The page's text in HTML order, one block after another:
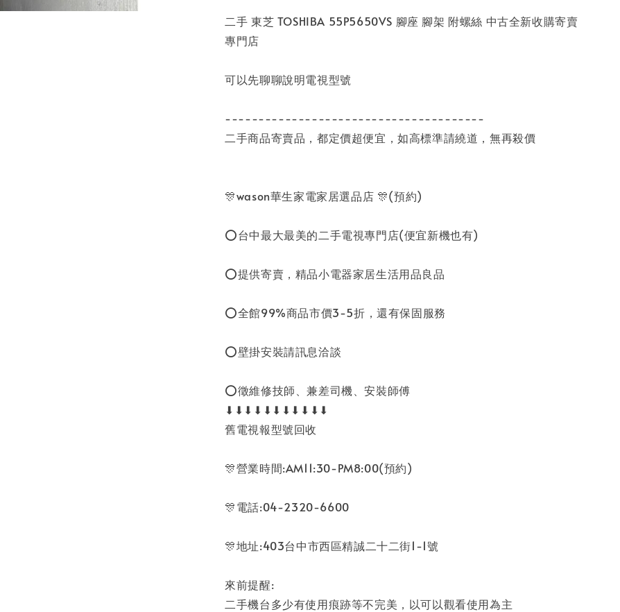
二手 東芝 TOSHIBA 55P5650VS 腳座 腳架 附螺絲 中古全新收購寄賣
專門店
可以先聊聊說明電視型號
---------------------------------------
二手商品寄賣品，都定價超便宜，如高標準請繞道，無再殺價
🎊wason華生家電家居選品店 🎊(預約)
⭕台中最大最美的二手電視專門店(便宜新機也有)
⭕提供寄賣，精品小電器家居生活用品良品
⭕全館99%商品市價3-5折，還有保固服務
⭕壁掛安裝請訊息洽談
⭕徵維修技師、兼差司機、安裝師傅
⬇⬇⬇⬇⬇⬇⬇⬇⬇⬇⬇
舊電視報型號回收
🎊營業時間:AM11:30-PM8:00(預約)
🎊電話:04-2320-6600
🎊地址:403台中市西區精誠二十二街1-1號
來前提醒:
二手機台多少有使用痕跡等不完美，以可以觀看使用為主